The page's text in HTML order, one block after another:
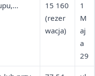
15 160
(rezer
wacja)
1
M
aj
a
29